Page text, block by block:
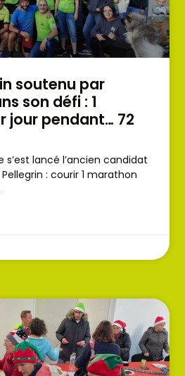
soutenu par
son défi : 1
jour pendant… 72
s’est lancé l’ancien candidat
: courir 1 marathon